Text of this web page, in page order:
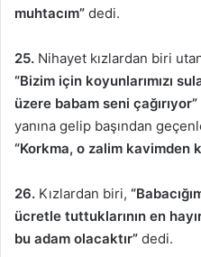
muhtacım” dedi.
25. Nihayet kızlardan biri
“Bizim için koyunlarımızı
üzere babam seni çağırıyor”
yanına gelip başından
“Korkma, o zalim kavimden
26. Kızlardan biri,
ücretle tuttuklarının en
bu adam olacaktır” dedi.